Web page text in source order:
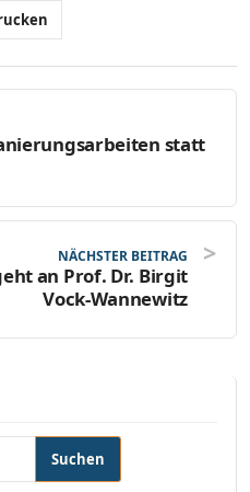
statt
NÄCHSTER BEITRAG
an Prof. Dr. Birgit
Vock-Wannewitz